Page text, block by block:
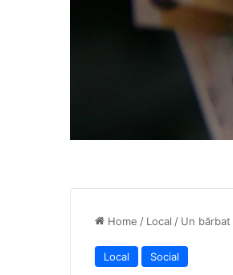
Home / Local / Un
Local Social